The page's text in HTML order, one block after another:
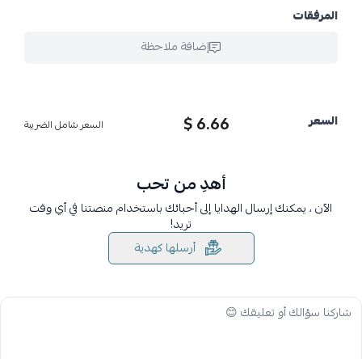
المرفقات
إضافة ملاحظة
السعر 6.66 $ السعر شامل الضريبة
أهدِ من تحب
الآن ، يمكنك إرسال الهدايا إلى أحبائك باستخدام منصتنا في أي وقت
تريد!
أرسلها كهدية